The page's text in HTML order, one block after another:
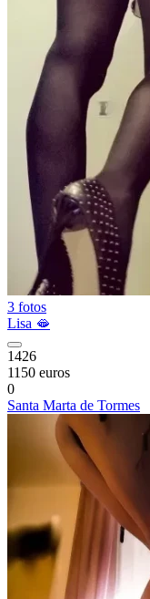
3 fotos
Lisa 🫦
1426
1150 euros
0
Santa Marta de Tormes